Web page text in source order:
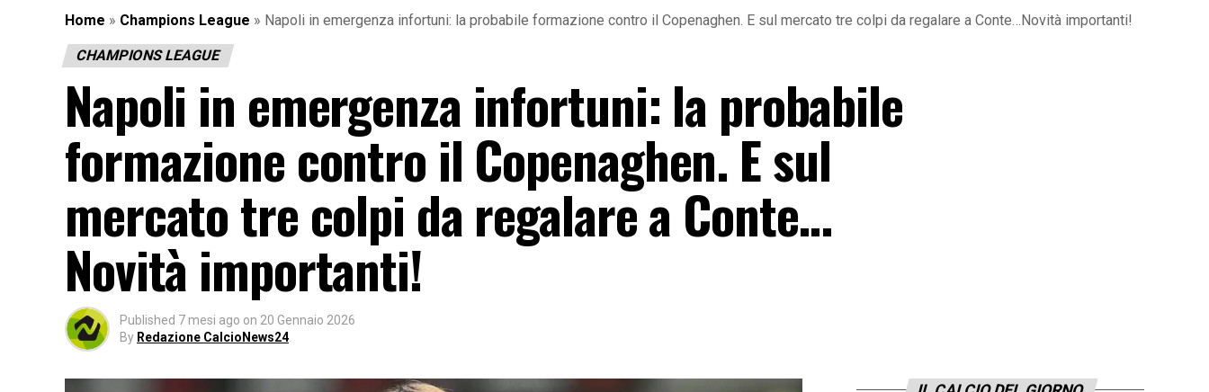
Home » Champions League » Napoli in emergenza infortuni: la probabile formazione contro il Copenaghen. E sul mercato tre colpi da regalare a Conte…Novità importanti!
CHAMPIONS LEAGUE
Napoli in emergenza infortuni: la probabile
formazione contro il Copenaghen. E sul
mercato tre colpi da regalare a Conte…
Novità importanti!
Published 7 mesi ago on 20 Gennaio 2026
By Redazione CalcioNews24